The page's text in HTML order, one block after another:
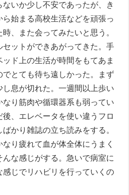
ないか少し不安であったが、き
始まる高校生活などを頑張っ
、また会ってみたいと思う。
ットができあがってきた。手
ド上の生活が時間をもてあま
でとても待ち遠しかった。まず
息が切れた。一週間以上歩い
り筋肉や循環器系も弱ってい
、エレベータを使い違うフロ
かり雑誌の立ち読みをする。
り疲れて血が体全体にうまく
んな感じがする。急いで病室に
感じでリハビリを行っていくの